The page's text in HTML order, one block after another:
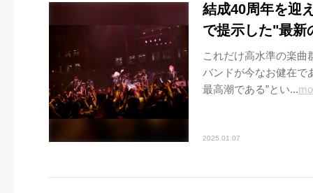
結成40周年を迎
で提示した"最新
これだけ高水準の楽曲
バンドが今なお健在で
最高潮である”とい...
2025.01.07